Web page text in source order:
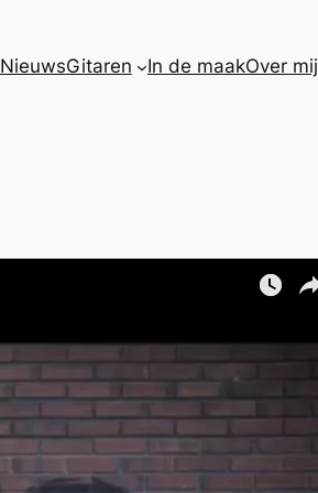
NieuwsGitaren In de maakOver mij